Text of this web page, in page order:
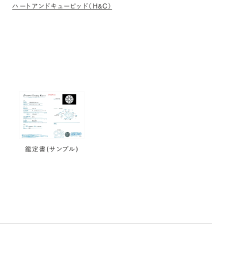
ハートアンドキューピッド（H&C）
鑑定書(サンプル)